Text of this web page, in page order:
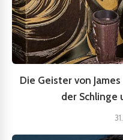
Die Geister von
der Schlinge